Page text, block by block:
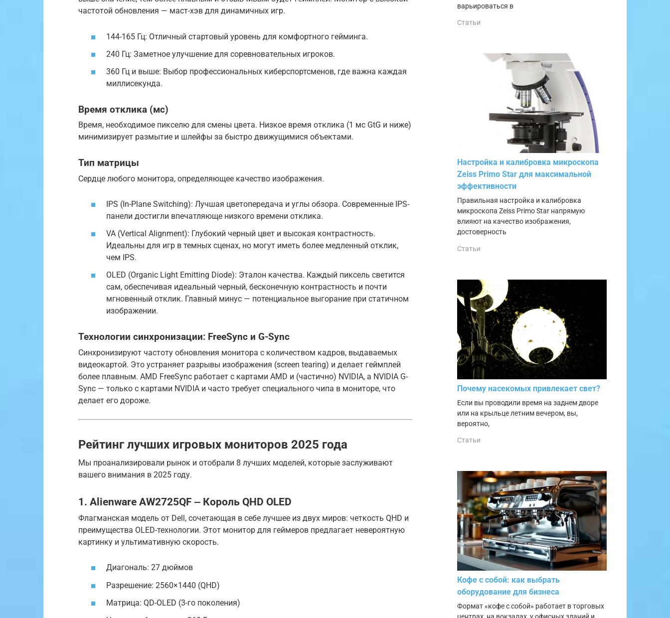
частотой обновления — маст-хэв для динамичных игр.
144-165 Гц: Отличный стартовый уровень для комфортного гейминга.
240 Гц: Заметное улучшение для соревновательных игроков.
360 Гц и выше: Выбор профессиональных киберспортсменов, где важна каждая
миллисекунда.
Время отклика (мс)
Время, необходимое пикселю для смены цвета. Низкое время отклика (1 мс GtG и ниже)
минимизирует размытие и шлейфы за быстро движущимися объектами.
Тип матрицы
Сердце любого монитора, определяющее качество изображения.
IPS (In-Plane Switching): Лучшая цветопередача и углы обзора. Современные IPS-
панели достигли впечатляюще низкого времени отклика.
VA (Vertical Alignment): Глубокий черный цвет и высокая контрастность.
Идеальны для игр в темных сценах, но могут иметь более медленный отклик,
чем IPS.
OLED (Organic Light Emitting Diode): Эталон качества. Каждый пиксель светится
сам, обеспечивая идеальный черный, бесконечную контрастность и почти
мгновенный отклик. Главный минус — потенциальное выгорание при статичном
изображении.
Технологии синхронизации: FreeSync и G-Sync
Синхронизируют частоту обновления монитора с количеством кадров, выдаваемых
видеокартой. Это устраняет разрывы изображения (screen tearing) и делает геймплей
более плавным. AMD FreeSync работает с картами AMD и (частично) NVIDIA, а NVIDIA G-
Sync — только с картами NVIDIA и часто требует специального чипа в мониторе, что
делает его дороже.
Рейтинг лучших игровых мониторов 2025 года
Мы проанализировали рынок и отобрали 8 лучших моделей, которые заслуживают
вашего внимания в 2025 году.
1. Alienware AW2725QF ‒ Король QHD OLED
Флагманская модель от Dell, сочетающая в себе лучшее из двух миров: четкость QHD и
преимущества OLED-технологии. Этот монитор для геймеров предлагает невероятную
картинку и ультимативную скорость.
Диагональ: 27 дюймов
Разрешение: 2560×1440 (QHD)
Матрица: QD-OLED (3-го поколения)
варьироваться в
Статьи
Настройка и калибровка микроскопа
Zeiss Primo Star для максимальной
эффективности
Правильная настройка и калибровка
микроскопа Zeiss Primo Star напрямую
влияют на качество изображения,
достоверность
Статьи
Почему насекомых привлекает свет?
Если вы проводили время на заднем дворе
или на крыльце летним вечером, вы,
вероятно,
Статьи
Кофе с собой: как выбрать
оборудование для бизнеса
Формат «кофе с собой» работает в торговых